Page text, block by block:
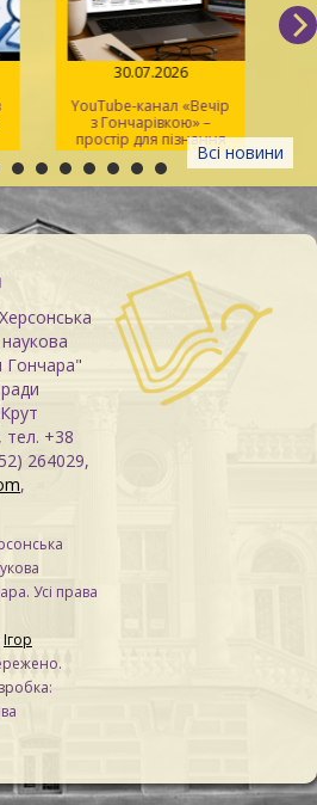
Всі новини
30.07.2026
YouTube-канал «Вечір
з Гончарівкою» –
простір для пізнання
та натхнення
Гончара"
тел. +38
264029,
,
Усі права
Ігор